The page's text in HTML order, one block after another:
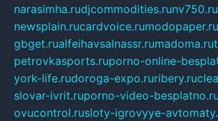
narasimha.rudjcommodities.runv750.ru
newsplain.rucardvoice.rumodopaper.ru
gbget.rualfeihavsalnassr.rumadoma.ru
petrovkasports.ruporno-online-
york-life.rudoroga-expo.ruribery.ru
slovar-ivrit.ruporno-video-besplatno.ru
ovucontrol.rusloty-igrovyye-